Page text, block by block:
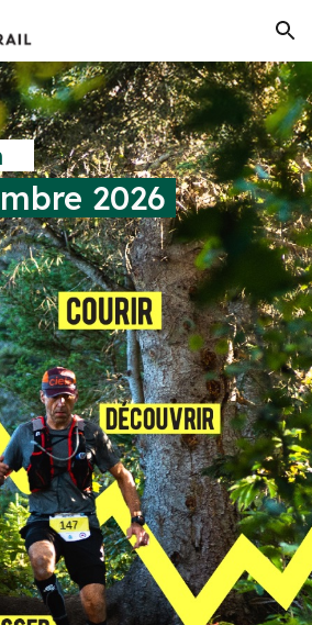
Skip to navigation
2026